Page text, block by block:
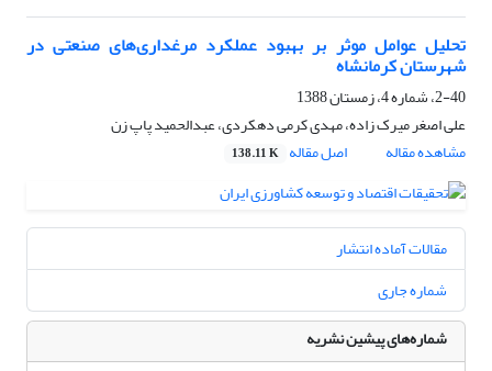
تحلیل عوامل موثر بر بهبود عملکرد مرغداری‌های صنعتی در
شهرستان کرمانشاه
2-40، شماره 4، زمستان 1388
علی اصغر میرک زاده، مهدی کرمی دهکردی، عبدالحمید پاپ زن
مشاهده مقاله
اصل مقاله 138.11 K
مقالات آماده انتشار
شماره جاری
شماره‌های پیشین نشریه